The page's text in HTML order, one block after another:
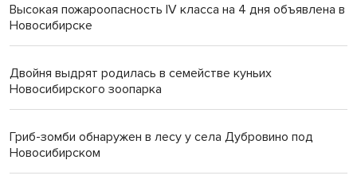
Высокая пожароопасность IV класса на 4 дня объявлена в
Новосибирске
Двойня выдрят родилась в семействе куньих
Новосибирского зоопарка
Гриб-зомби обнаружен в лесу у села Дубровино под
Новосибирском